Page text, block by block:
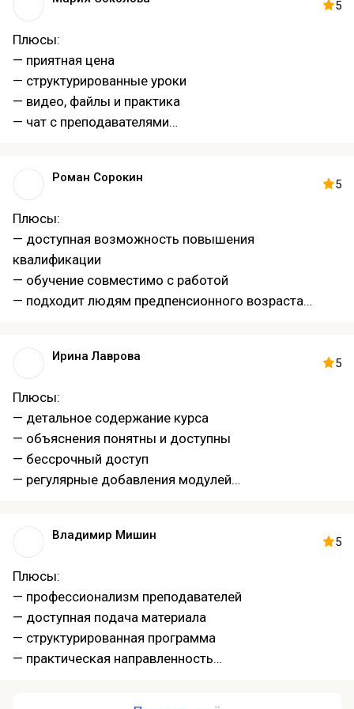
— молодая и профессиональная команда
— понятные объяснения с акцентом на детали
— подходит новичкам и практикующим
— полезно для финансовых и математических
дисциплин
5
Плюсы:
— приятная цена
— структурированные уроки
— видео, файлы и практика
— чат с преподавателями
— разбор кейсов из практики разных сфер
— сертификат по окончании
Роман Сорокин 5
Плюсы:
— доступная возможность повышения
квалификации
— обучение совместимо с работой
— подходит людям предпенсионного возраста
— реальные кейсы
— тренажёры и практические задания
— вебинары и онлайн-разборы
— оперативная поддержка кураторов в чате
— доступ к материалам навсегда
— регулярные обновления курса
— знания применимы в работе
Ирина Лаврова 5
Плюсы:
— детальное содержание курса
— объяснения понятны и доступны
— бессрочный доступ
— регулярные добавления модулей
Владимир Мишин 5
Плюсы:
— профессионализм преподавателей
— доступная подача материала
— структурированная программа
— практическая направленность